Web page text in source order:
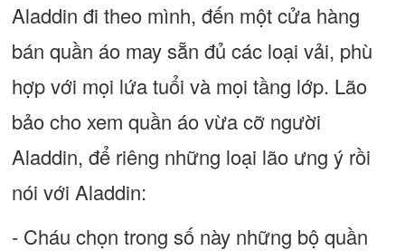
Aladdin đi theo mình, đến một cửa hàng
bán quần áo may sẵn đủ các loại vải, phù
hợp với mọi lứa tuổi và mọi tầng lớp. Lão
bảo cho xem quần áo vừa cỡ người
Aladdin, để riêng những loại lão ưng ý rồi
nói với Aladdin:
- Cháu chọn trong số này những bộ quần